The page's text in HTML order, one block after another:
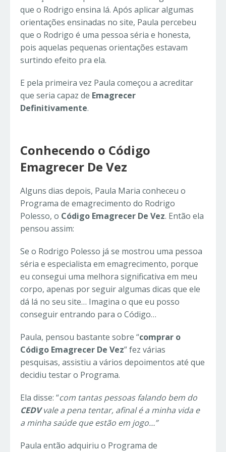
que o Rodrigo ensina lá. Após aplicar algumas
orientações ensinadas no site, Paula percebeu
que o Rodrigo é uma pessoa séria e honesta,
pois aquelas pequenas orientações estavam
surtindo efeito pra ela.
E pela primeira vez Paula começou a acreditar
que seria capaz de Emagrecer
Definitivamente.
Conhecendo o Código
Emagrecer De Vez
Alguns dias depois, Paula Maria conheceu o
Programa de emagrecimento do Rodrigo
Polesso, o Código Emagrecer De Vez. Então ela
pensou assim:
Se o Rodrigo Polesso já se mostrou uma pessoa
séria e especialista em emagrecimento, porque
eu consegui uma melhora significativa em meu
corpo, apenas por seguir algumas dicas que ele
dá lá no seu site… Imagina o que eu posso
conseguir entrando para o Código…
Paula, pensou bastante sobre “comprar o
Código Emagrecer De Vez” fez várias
pesquisas, assistiu a vários depoimentos até que
decidiu testar o Programa.
Ela disse: “com tantas pessoas falando bem do
CEDVvale a pena tentar, afinal é a minha vida e
a minha saúde que estão em jogo…”
Paula então adquiriu o Programa de